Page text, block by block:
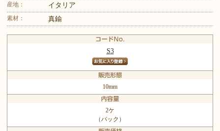
産地： イタリア
素材： 真鍮
S3
10mm
2ケ
（パック）